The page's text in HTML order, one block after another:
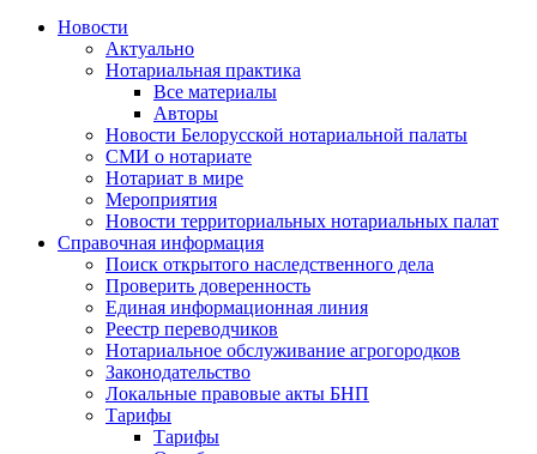
Новости
Актуально
Нотариальная практика
Все материалы
Авторы
Новости Белорусской нотариальной палаты
СМИ о нотариате
Нотариат в мире
Мероприятия
Новости территориальных нотариальных палат
Справочная информация
Поиск открытого наследственного дела
Проверить доверенность
Единая информационная линия
Реестр переводчиков
Нотариальное обслуживание агрогородков
Законодательство
Локальные правовые акты БНП
Тарифы
Тарифы